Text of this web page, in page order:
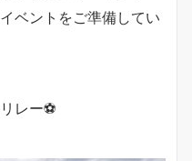
ベントをご準備してい
レー⚽️